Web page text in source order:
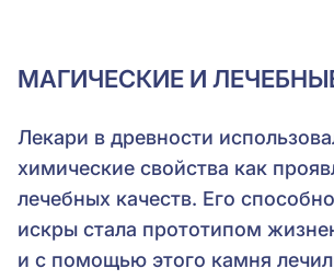
МАГИЧЕСКИЕ И
Лекари в древности
химические свойства как
лечебных качеств. Его
искры стала прототипом
и с помощью этого камня